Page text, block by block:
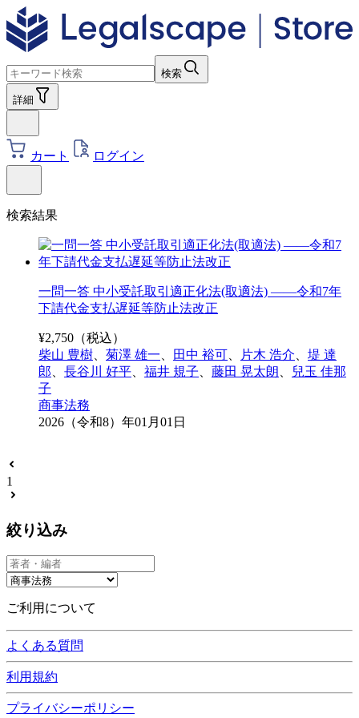
検索
詳細
カート ログイン
検索結果
一問一答 中小受託取引適正化法(取適法) ――令和7年
下請代金支払遅延等防止法改正
¥2,750 （税込）
柴山 豊樹
菊澤 雄一 田中 裕可 片木 浩介
堤 達
郎
長谷川 好平 福井 規子 藤田 晃太朗
兒玉 佳那
子
商事法務
2026（令和8）年01月01日
1
絞り込み
ご利用について
よくある質問
利用規約
プライバシーポリシー